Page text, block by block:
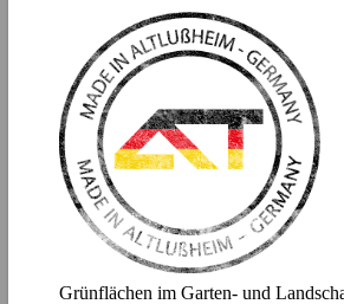
Grünflächen im Garten- und